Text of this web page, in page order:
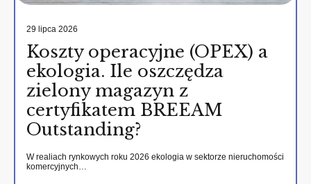
29 lipca 2026
Koszty operacyjne (OPEX) a
ekologia. Ile oszczędza
zielony magazyn z
certyfikatem BREEAM
Outstanding?
W realiach rynkowych roku 2026 ekologia w sektorze nieruchomości
komercyjnych…